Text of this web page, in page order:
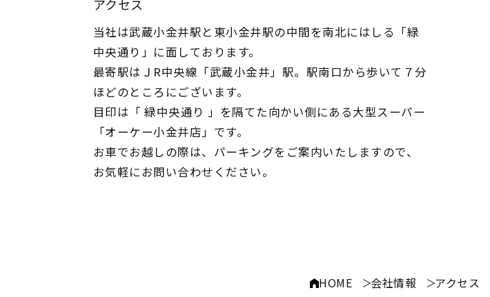
アクセス
当社は武蔵小金井駅と東小金井駅の中間を南北にはしる「緑
中央通り」に面しております。
最寄駅はＪR中央線「武蔵小金井」駅。駅南口から歩いて７分
ほどのところにございます。
目印は「 緑中央通り 」を隔てた向かい側にある大型スーパー
「オーケー小金井店」です。
お車でお越しの際は、パーキングをご案内いたしますので、
お気軽にお問い合わせください。
HOME 会社情報 アクセス